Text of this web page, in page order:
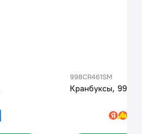
998CR461SM
Кранбуксы,